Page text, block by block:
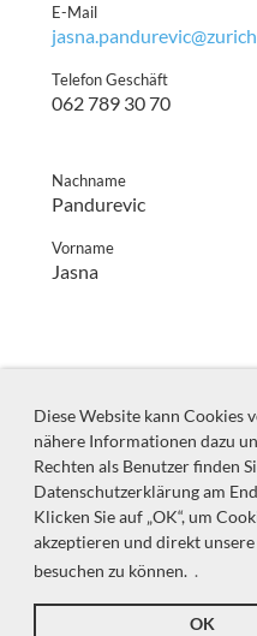
Diese Website kann Cookies
nähere Informationen dazu
Rechten als Benutzer finden
Datenschutzerklärung am
Klicken Sie auf „OK“, um
akzeptieren und direkt
besuchen zu können. .
OK
E-Mail
Telefon Geschäft
062 789 30 70
Nachname
Pandurevic
Vorname
Jasna